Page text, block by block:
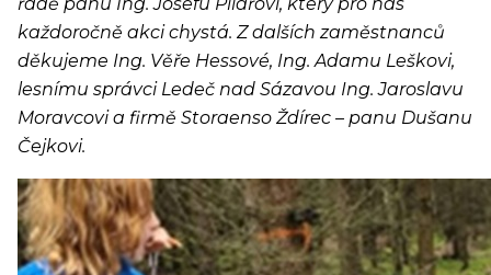
každoročně akci chystá. Z dalších zaměstnanců
děkujeme Ing. Věře Hessové, Ing. Adamu Leškovi,
lesnímu správci Ledeč nad Sázavou Ing. Jaroslavu
Moravcovi a firmě Storaenso Ždírec – panu Dušanu
Čejkovi.